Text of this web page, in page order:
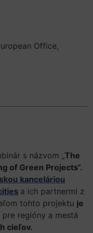
Office,
s názvom „The
of Green Projects“.
kanceláriou
a ich partnermi z
tohto projektu je
pre regióny a mestá
cieľov.